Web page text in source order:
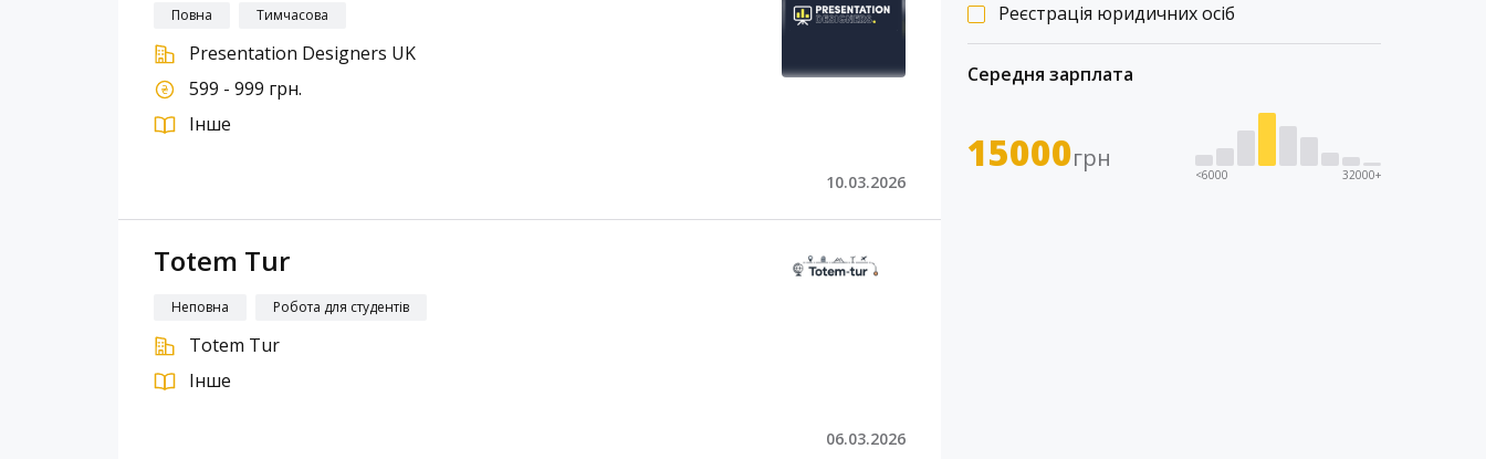
Реєстрація юридичних осіб
Середня зарплата
15000грн
<6000 32000+
Повна Тимчасова
Presentation Designers UK
599 - 999 грн.
Інше
10.03.2026
Totem Tur
Неповна Робота для студентів
Totem Tur
Інше
06.03.2026